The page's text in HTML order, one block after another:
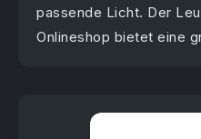
passende Licht. Der
Onlineshop bietet eine